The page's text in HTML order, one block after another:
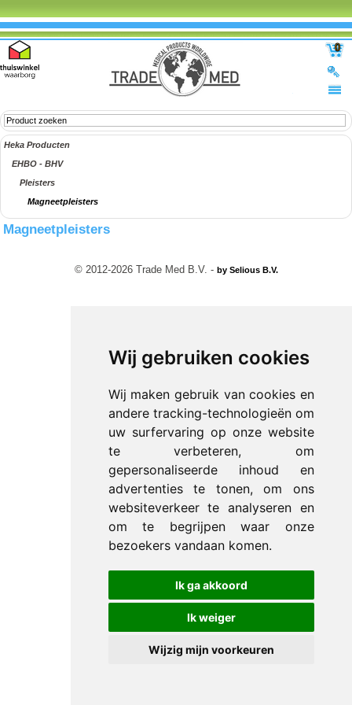
Wij gebruiken cookies
Wij maken gebruik van cookies en
andere tracking-technologieën om
uw surfervaring op onze website
te verbeteren, om
gepersonaliseerde inhoud en
advertenties te tonen, om ons
websiteverkeer te analyseren en
om te begrijpen waar onze
bezoekers vandaan komen.
Ik ga akkoord
Ik weiger
Wijzig mijn voorkeuren
0
Heka Producten
EHBO - BHV
Pleisters
Magneetpleisters
Magneetpleisters
© 2012-2026 Trade Med B.V. - by Selious B.V.